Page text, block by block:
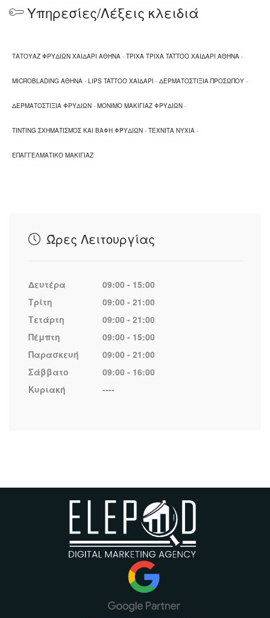
Υπηρεσίες/Λέξεις κλειδιά
ΤΑΤΟΥΑΖ ΦΡΥΔΙΩΝ ΧΑΙΔΑΡΙ ΑΘΗΝΑ - ΤΡΙΧΑ ΤΡΙΧΑ TATTOO ΧΑΙΔΑΡΙ ΑΘΗΝΑ -
MICROBLADING ΑΘΗΝΑ - LIPS TATTOO ΧΑΙΔΑΡΙ - ΔΕΡΜΑΤΟΣΤΙΞΙΑ ΠΡΟΣΩΠΟΥ -
ΔΕΡΜΑΤΟΣΤΙΞΙΑ ΦΡΥΔΙΩΝ - ΜΟΝΙΜΟ ΜΑΚΙΓΙΑΖ ΦΡΥΔΙΩΝ -
TINTING ΣΧΗΜΑΤΙΣΜΟΣ ΚΑΙ ΒΑΦΗ ΦΡΥΔΙΩΝ - ΤΕΧΝΙΤΑ ΝΥΧΙΑ -
ΕΠΑΓΓΕΛΜΑΤΙΚΟ ΜΑΚΙΓΙΑΖ
Ώρες Λειτουργίας
Δευτέρα
09:00 - 15:00
Τρίτη
09:00 - 21:00
Τετάρτη
09:00 - 21:00
Πέμπτη
09:00 - 15:00
Παρασκευή
09:00 - 21:00
Σάββατο
09:00 - 16:00
Κυριακή
----